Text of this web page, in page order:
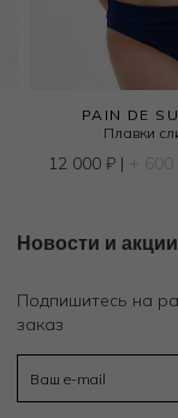
PAIN DE
Плавки
12 000 ₽| + 600
Новости и акции
Подпишитесь на
заказ